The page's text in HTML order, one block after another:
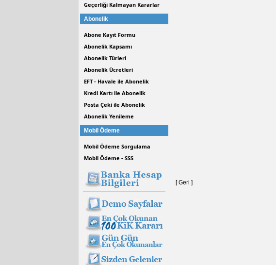
Geçerliği Kalmayan Kararlar
Abonelik
Abone Kayıt Formu
Abonelik Kapsamı
Abonelik Türleri
Abonelik Ücretleri
EFT - Havale ile Abonelik
Kredi Kartı ile Abonelik
Posta Çeki ile Abonelik
Abonelik Yenileme
Mobil Ödeme
Mobil Ödeme Sorgulama
Mobil Ödeme - SSS
[ Geri ]